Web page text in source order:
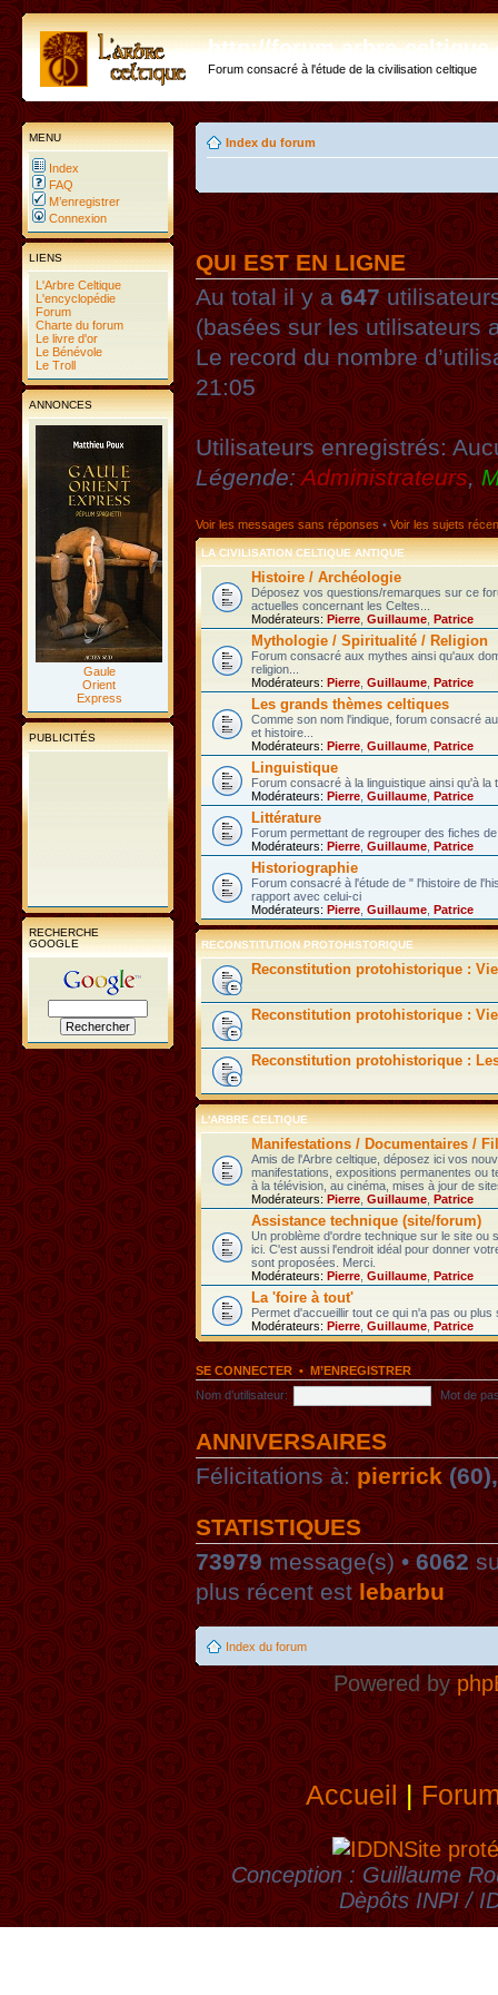
http://forum.arbre-
Forum consacré à l'étude de la civilisation celtique
MENU
Index
FAQ
M’enregistrer
Connexion
LIENS
L'Arbre Celtique
L'encyclopédie
Forum
Charte du forum
Le livre d'or
Le Bénévole
Le Troll
ANNONCES
Gaule
Orient
Express
PUBLICITÉS
RECHERCHE
GOOGLE
Index du forum
QUI EST EN LIGNE
Au total il y a647
(basées sur les utilisateurs
Le record du nombre
21:05
Utilisateurs enregistrés:
Légende:Administrateurs,
Voir les messages sans réponses•Voir les sujets
LA CIVILISATION CELTIQUE ANTIQUE
Histoire / Archéologie
Déposez vos questions/remarques sur ce
actuelles concernant les Celtes...
Modérateurs: Pierre Guillaume Patrice
Mythologie / Spiritualité / Religion
Forum consacré aux mythes ainsi qu'aux
religion...
Modérateurs: Pierre Guillaume Patrice
Les grands thèmes celtiques
Comme son nom l'indique, forum consacré
et histoire...
Modérateurs: Pierre Guillaume Patrice
Linguistique
Forum consacré à la linguistique ainsi qu'à la
Modérateurs: Pierre Guillaume Patrice
Littérature
Forum permettant de regrouper des fiches
Modérateurs: Pierre Guillaume Patrice
Historiographie
Forum consacré à l'étude de " l'histoire de
rapport avec celui-ci
Modérateurs: Pierre Guillaume Patrice
RECONSTITUTION PROTOHISTORIQUE
Reconstitution protohistorique :
Reconstitution protohistorique :
Reconstitution protohistorique :
L'ARBRE CELTIQUE
Manifestations / Documentaires /
Amis de l'Arbre celtique, déposez ici vos
manifestations, expositions permanentes ou
à la télévision, au cinéma, mises à jour de
Modérateurs: Pierre Guillaume Patrice
Assistance technique (site/forum)
Un problème d'ordre technique sur le site ou
ici. C'est aussi l'endroit idéal pour donner
sont proposées. Merci.
Modérateurs: Pierre Guillaume Patrice
La 'foire à tout'
Permet d'accueillir tout ce qui n'a pas ou
Modérateurs: Pierre Guillaume Patrice
SE CONNECTER•M’ENREGISTRER
Nom d’utilisateur:
Mot de
ANNIVERSAIRES
Félicitations à:pierrick
STATISTIQUES
73979message(s) •6062
plus récent estlebarbu
Index du forum
Powered by
Accueil|
Site
Conception : Guillaume
Dèpôts INPI /